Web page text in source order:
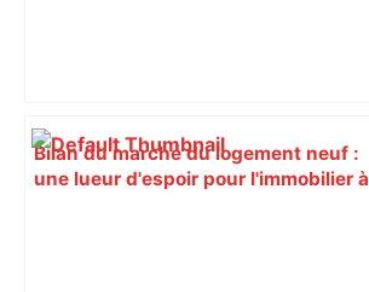
Bilan du marché du logement neuf :
une lueur d'espoir pour l'immobilier à